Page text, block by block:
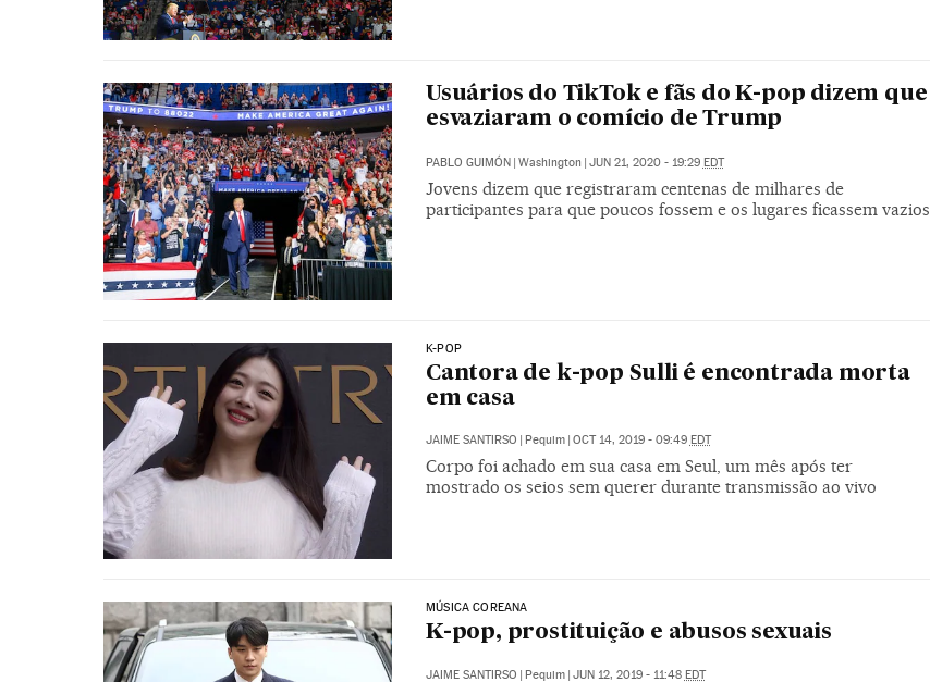
Usuários do TikTok e fãs do K-pop dizem que
esvaziaram o comício de Trump
PABLO GUIMÓN | Washington | JUN 21, 2020 - 19:29 EDT
Jovens dizem que registraram centenas de milhares de
participantes para que poucos fossem e os lugares ficassem vazios
K-POP
Cantora de k-pop Sulli é encontrada morta
em casa
JAIME SANTIRSO Pequim OCT 14, 2019 - 09:49 EDT
Corpo foi achado em sua casa em Seul, um mês após ter
mostrado os seios sem querer durante transmissão ao vivo
MÚSICA COREANA
K-pop, prostituição e abusos sexuais
JAIME SANTIRSO | Pequim | JUN 12, 2019 - 11:48 EDT